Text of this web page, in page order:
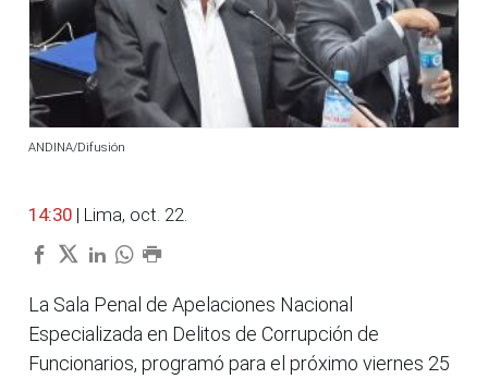
ANDINA/Difusión
14:30 | Lima, oct. 22.
La Sala Penal de Apelaciones Nacional
Especializada en Delitos de Corrupción de
Funcionarios, programó para el próximo viernes 25